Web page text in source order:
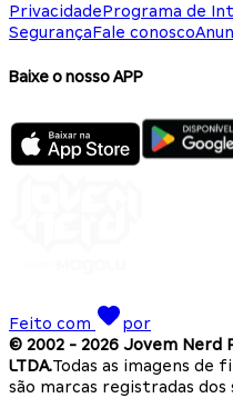
PrivacidadePrograma de
SegurançaFale conosco
Baixe o nosso APP
Feito com
por
© 2002 - 2026 Jovem Nerd
LTDA.Todas as imagens de
são marcas registradas